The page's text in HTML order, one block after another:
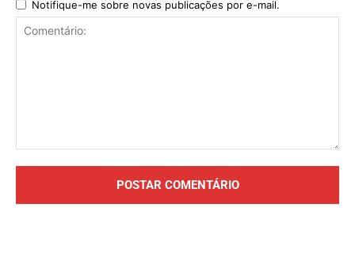
Notifique-me sobre novas publicações por e-mail.